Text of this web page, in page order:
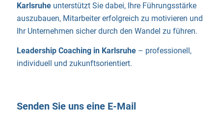
Karlsruheunterstützt Sie dabei, Ihre Führungsstärke
auszubauen, Mitarbeiter erfolgreich zu motivieren und
Ihr Unternehmen sicher durch den Wandel zu führen.
Leadership Coaching in Karlsruhe– professionell,
individuell und zukunftsorientiert.
Senden Sie uns eine E-Mail